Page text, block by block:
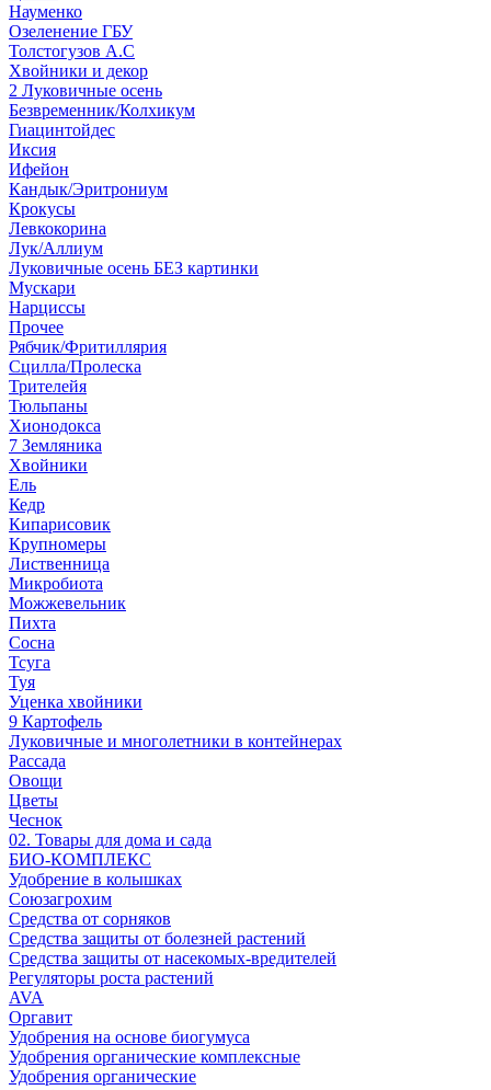
Науменко
Озеленение ГБУ
Толстогузов А.С
Хвойники и декор
2 Луковичные осень
Безвременник/Колхикум
Гиацинтойдес
Иксия
Ифейон
Кандык/Эритрониум
Крокусы
Левкокорина
Лук/Аллиум
Луковичные осень БЕЗ картинки
Мускари
Нарциссы
Прочее
Рябчик/Фритиллярия
Сцилла/Пролеска
Трителейя
Тюльпаны
Хионодокса
7 Земляника
Хвойники
Ель
Кедр
Кипарисовик
Крупномеры
Лиственница
Микробиота
Можжевельник
Пихта
Сосна
Тсуга
Туя
Уценка хвойники
9 Картофель
Луковичные и многолетники в контейнерах
Рассада
Овощи
Цветы
Чеснок
02. Товары для дома и сада
БИО-КОМПЛЕКС
Удобрение в колышках
Союзагрохим
Средства от сорняков
Средства защиты от болезней растений
Средства защиты от насекомых-вредителей
Регуляторы роста растений
AVA
Оргавит
Удобрения на основе биогумуса
Удобрения органические комплексные
Удобрения органические